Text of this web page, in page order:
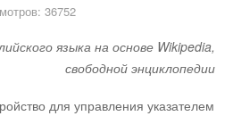
36752
языка на основе Wikipedia,
свободной энциклопедии
для управления указателем